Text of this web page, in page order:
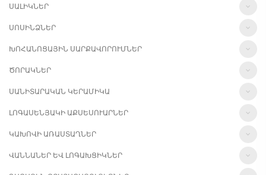
ՍԱԼԻԿՆԵՐ
ՍՈՍԻՆՁՆԵՐ
ԽՈՀԱՆՈՑԱՅԻՆ ՍԱՐՔԱՎՈՐՈՒՄՆԵՐ
ԾՈՐԱԿՆԵՐ
ՍԱՆԻՏԱՐԱԿԱՆ ԿԵՐԱՄԻԿԱ
ԼՈԳԱՍԵՆՅԱԿԻ ԱՔՍԵՍՈՒԱՐՆԵՐ
ԿԱԽՈՎԻ ԱՌԱՍՏԱՂՆԵՐ
ՎԱՆՆԱՆԵՐ ԵՎ ԼՈԳԱԽՑԻԿՆԵՐ